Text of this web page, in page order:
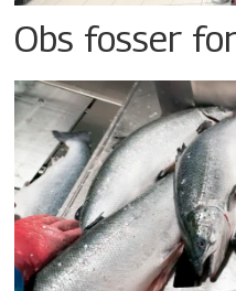
Obs fosser